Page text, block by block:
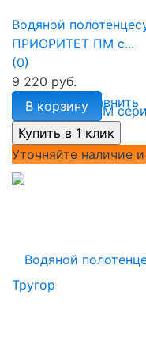
избранное сравнить
Водяной
ПРИОРИТЕТ ПМ с...
(0)
9 220 руб.
В корзину
Уточняйте наличие